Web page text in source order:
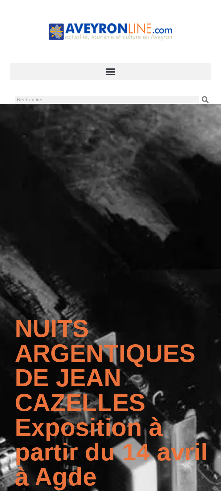
NUITS
ARGENTIQUES
DE JEAN
CAZELLES
Exposition à
partir du 14 avril
à Agde